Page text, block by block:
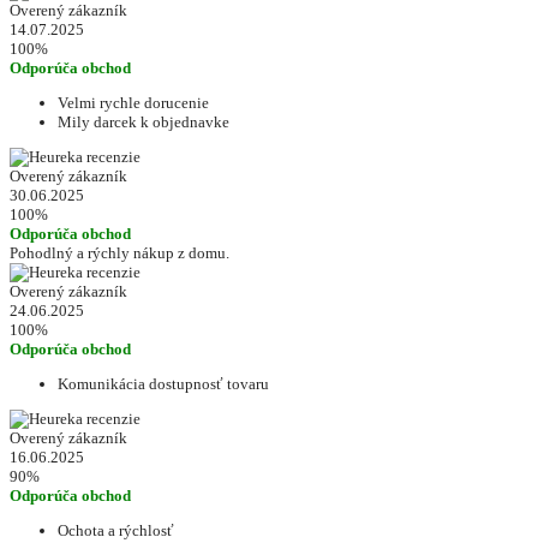
Overený zákazník
14.07.2025
100%
Odporúča obchod
Velmi rychle dorucenie
Mily darcek k objednavke
Overený zákazník
30.06.2025
100%
Odporúča obchod
Pohodlný a rýchly nákup z domu.
Overený zákazník
24.06.2025
100%
Odporúča obchod
Komunikácia dostupnosť tovaru
Overený zákazník
16.06.2025
90%
Odporúča obchod
Ochota a rýchlosť